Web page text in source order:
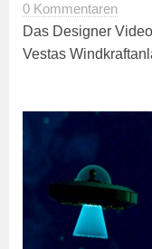
0 Kommentaren
Das Designer
Vestas